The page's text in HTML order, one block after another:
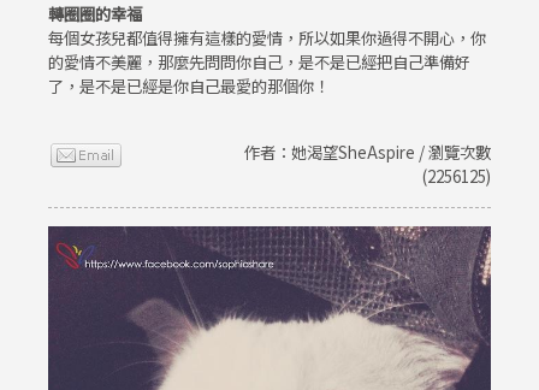
轉圈圈的幸福
每個女孩兒都值得擁有這樣的愛情，所以如果你過得不開心，你
的愛情不美麗，那麼先問問你自己，是不是已經把自己準備好
了，是不是已經是你自己最愛的那個你！
作者：她渴望SheAspire / 瀏覽次數
(2256125)